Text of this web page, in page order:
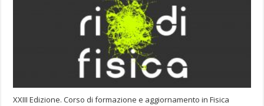
XXIII Edizione. Corso di formazione e aggiornamento in Fisica